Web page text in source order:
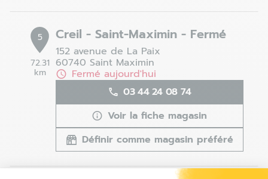
5
72.31
km
Creil - Saint-Maximin - Fermé
152 avenue de La Paix
60740 Saint Maximin
Fermé aujourd'hui
03 44 24 08 74
Voir la fiche magasin
Définir comme magasin préféré